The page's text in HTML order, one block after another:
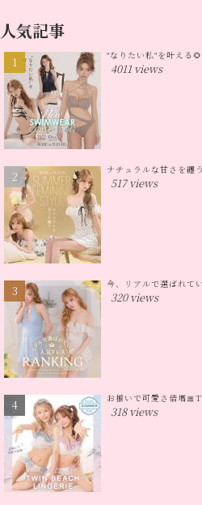
人気記事
"なりたい私"を叶え
4011 views
ナチュラルな甘さを
517 views
今、リアルで選ばれて
320 views
お揃いで可愛さ倍増
318 views